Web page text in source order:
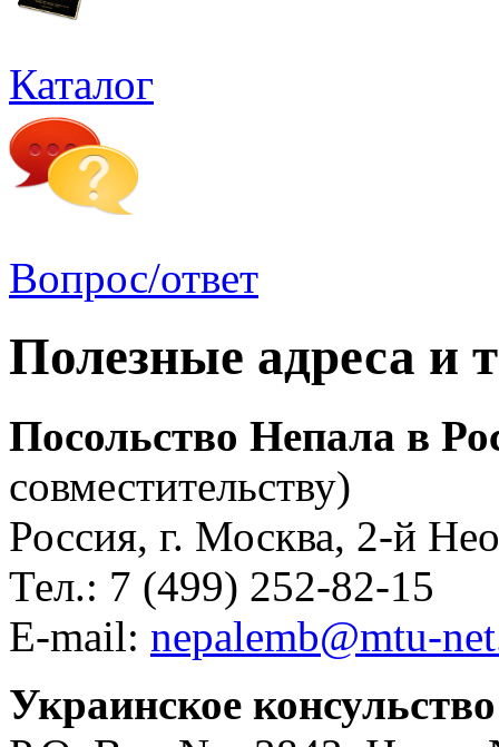
Каталог
Вопрос/ответ
Полезные адреса и
Посольство Непала в
совместительству)
Россия, г. Москва, 2-й
Тел.: 7 (499) 252-82-15
Е-mail: nepalemb@mtu-
Украинское